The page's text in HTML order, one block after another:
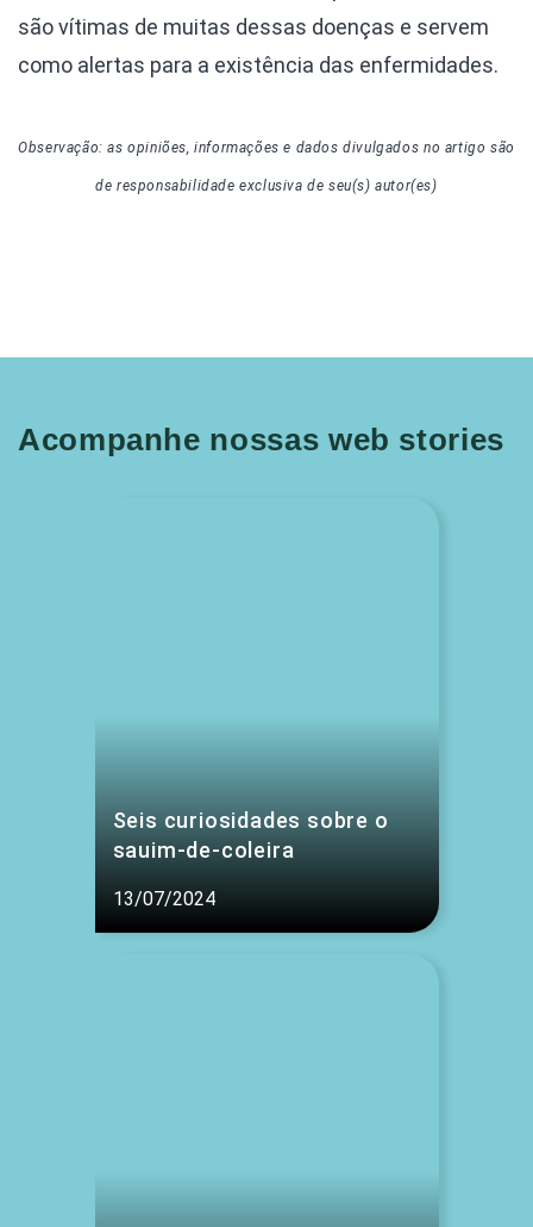
são vítimas de muitas dessas doenças e servem
como alertas para a existência das enfermidades.
Observação: as opiniões, informações e dados divulgados no artigo são
de responsabilidade exclusiva de seu(s) autor(es)
Acompanhe nossas web stories
Seis curiosidades sobre o
sauim-de-coleira
13/07/2024